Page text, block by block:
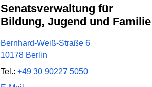
Senatsverwaltung für
Bildung, Jugend und Familie
Bernhard-Weiß-Straße 6
10178 Berlin
Tel.: +49 30 90227 5050